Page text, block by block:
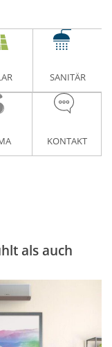
SANITÄR
KONTAKT
als auch